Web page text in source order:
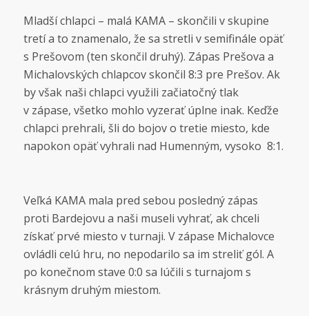
Mladší chlapci – malá KAMA – skončili v skupine
tretí a to znamenalo, že sa stretli v semifinále opäť
s Prešovom (ten skončil druhý). Zápas Prešova a
Michalovských chlapcov skončil 8:3 pre Prešov. Ak
by však naši chlapci využili začiatočný tlak
v zápase, všetko mohlo vyzerať úplne inak. Keďže
chlapci prehrali, šli do bojov o tretie miesto, kde
napokon opäť vyhrali nad Humenným, vysoko 8:1.
Veľká KAMA mala pred sebou posledný zápas
proti Bardejovu a naši museli vyhrať, ak chceli
získať prvé miesto v turnaji. V zápase Michalovce
ovládli celú hru, no nepodarilo sa im streliť gól. A
po konečnom stave 0:0 sa lúčili s turnajom s
krásnym druhým miestom.